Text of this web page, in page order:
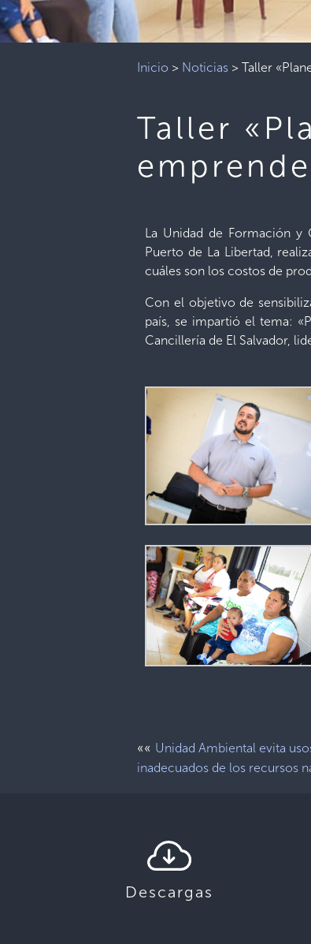
Inicio > Noticias >Taller
Taller
La Unidad de Formación y
Puerto de La Libertad,
cuáles son los costos de
Con el objetivo de
país, se impartió el tema:
Cancillería de El Salvador,
«« Unidad Ambiental evita
inadecuados de los recursos
Descargas